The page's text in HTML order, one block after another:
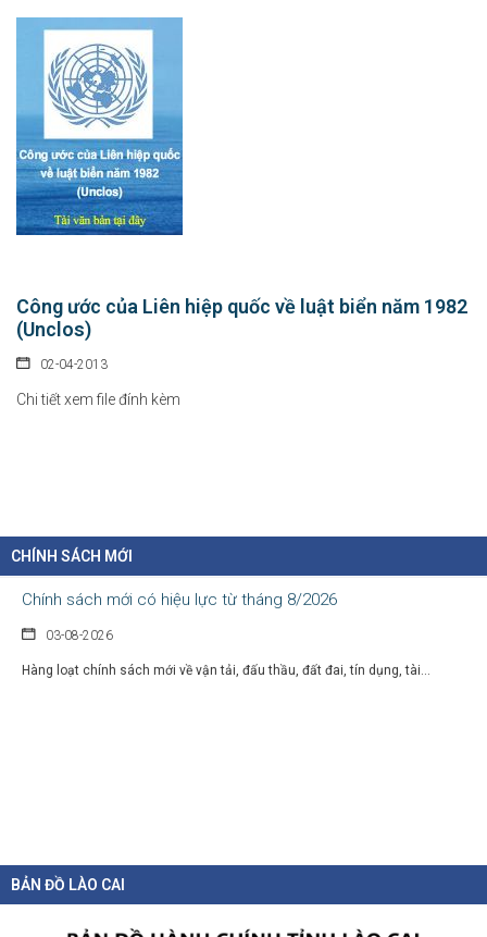
Công ước của Liên hiệp quốc về luật biển năm 1982
(Unclos)
02-04-2013
Chi tiết xem file đính kèm
CHÍNH SÁCH MỚI
Chỉ thị của Thủ tướng Chính phủ về các nhiệm vụ trọng tâm năm
học 2026 - 2027
06-08-2026
Thủ tướng Chính phủ vừa ban hành Chỉ thị số 31/CT-TTg ngày 5/8/2026 về
thực...
Chính sách cho người có uy tín trong vùng đồng bào dân tộc
Nghị định số 307/2026/NĐ-CP quy định chính sách hỗ trợ, khen thưởng và
tôn...
Hàng loạt quy định mới về tuyển dụng, xếp lương và bổ nhiệm
Chính sách mới có hiệu lực từ tháng 8/2026
03-08-2026
Hàng loạt chính sách mới về vận tải, đấu thầu, đất đai, tín dụng, tài...
BẢN ĐỒ LÀO CAI